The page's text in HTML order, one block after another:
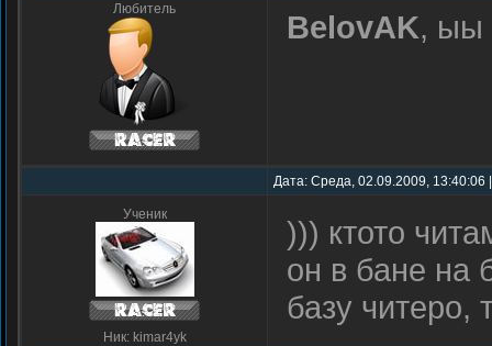
Любитель BelovAK, ыы
Дата: Среда, 02.09.2009,
Ученик
Ник: kimar4yk
))) ктото
он в бане на
базу читеро,